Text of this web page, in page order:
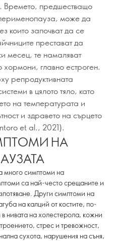
предшестващо
може да
които започват да се
престават да
месец, те намаляват
хормони, главно естроген.
репродуктивната
в цялото тяло, като
на температурата и
и здравето на сърцето
et al., 2021).
НА
много симптоми на
са най-често срещаните и
Други симптоми на
на калций от костите, по-
нивата на холестерола, кожни
стрес и тревожност,
сухота, нарушения на съня,